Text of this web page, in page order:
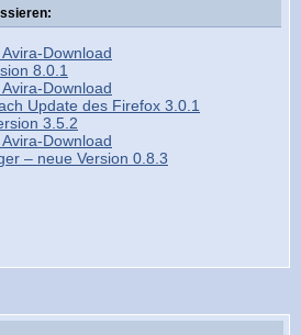
Download
8.0.1
Download
Update des Firefox 3.0.1
3.5.2
Download
– neue Version 0.8.3